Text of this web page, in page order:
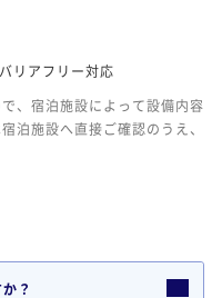
バリアフリー対応
、宿泊施設によって設備内容
泊施設へ直接ご確認のうえ、
？